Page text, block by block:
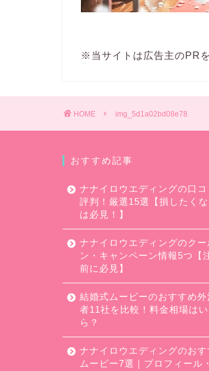
※当サイトは広告主のPR
HOME img_5d1a02bd08e78
おすすめ記事
ナナイロウエディングの口コ
評判！厳選15選【損したく
は必見！】
ナナイロウエディングのクー
ン・キャンペーン情報5つ【
前に必見】
結婚式ムービーのおすすめ外
者11社を比較！料金相場はい
ら？
ナナイロウエディングのおす
ムービー7選｜プロフィール